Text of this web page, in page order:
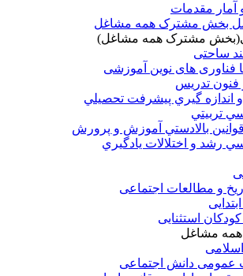
آمار مقدمات
بخش مشترک همه مشاغل
مشترک همه مشاغل)
ساحتی
فناوری های نوین آموزشی
فنون تدريس
گيري پيشرفت تحصيلي
تربيتي
قوانين بالادستي آموزش و پرورش
رشد و اختلالات يادگيري
و مطالعات اجتماعی
کودکان استثنایی
مشاغل
عمومی دانش اجتماعی